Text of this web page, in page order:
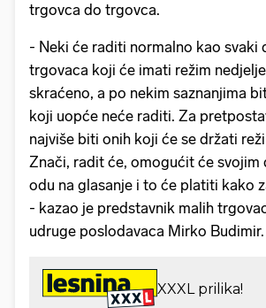
trgovca do trgovca.
- Neki će raditi normalno kao svaki
trgovaca koji će imati režim
skraćeno, a po nekim saznanjima
koji uopće neće raditi. Za
najviše biti onih koji će se držati
Znači, radit će, omogućit će svojim
odu na glasanje i to će platiti kako
- kazao je predstavnik malih
udruge poslodavaca Mirko Budimir.